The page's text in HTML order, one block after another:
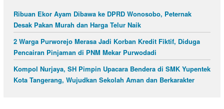
Ribuan Ekor Ayam Dibawa ke DPRD Wonosobo, Peternak
Desak Pakan Murah dan Harga Telur Naik
2 Warga Purworejo Merasa Jadi Korban Kredit Fiktif, Diduga
Pencairan Pinjaman di PNM Mekar Purwodadi
Kompol Nurjaya, SH Pimpin Upacara Bendera di SMK Yupentek
Kota Tangerang, Wujudkan Sekolah Aman dan Berkarakter